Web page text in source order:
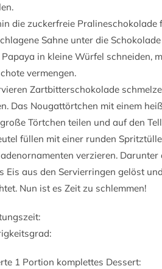
die zuckerfreie Pralineschokolade
Sahne unter die
Papaya in kleine Würfel schneiden,
vermengen.
Zartbitterschokolade
Das Nougattörtchen mit einem
Törtchen teilen und auf den
füllen mit einer runden
verzieren.
Eis aus den Servierringen gelöst
Nun ist es Zeit zu schlemmen!
1 Portion komplettes Dessert: